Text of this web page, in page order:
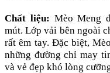
Chất liệu: Mèo Meng
mút. Lớp vải bên ngoài
rất êm tay. Đặc biệt,
những đường chỉ may
và vẻ đẹp khó lòng